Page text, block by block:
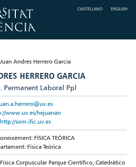
CASTELLANO ENGLISH
HERRERO GARCIA
Permanent Laboral Ppl
www.uv.es/hejuanan
http://som.ific.uv.es
FÍSICA TEÒRICA
Física Teòrica
Corpuscular Parque Científico, Catedrático